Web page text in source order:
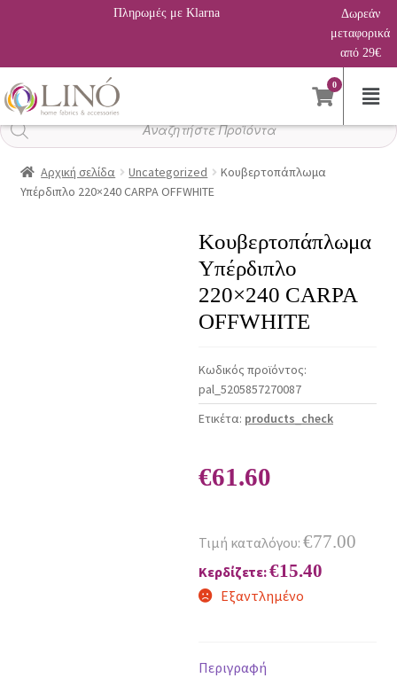
Πληρωμές με Klarna
Δωρεάν
μεταφορικά
από 29€
0
Αναζήτηση
προϊόντων
Αρχική σελίδα Uncategorized
Κουβερτοπάπλωμα
Υπέρδιπλο 220×240 CARPA OFFWHITE
Κουβερτοπάπλωμα
Υπέρδιπλο
220×240 CARPA
OFFWHITE
Κωδικός προϊόντος:
pal_5205857270087
Ετικέτα: products_check
€61.60
Τιμή καταλόγου: €77.00
Κερδίζετε:€15.40
Εξαντλημένο
Περιγραφή